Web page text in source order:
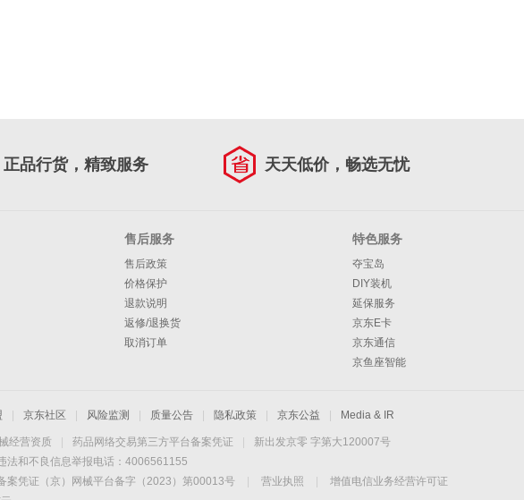
正品行货，精致服务 天天低价，畅选无忧
售后服务
售后政策
价格保护
退款说明
返修/退换货
取消订单
特色服务
夺宝岛
DIY装机
延保服务
京东E卡
京东通信
京鱼座智能
京东社区 风险监测 质量公告 隐私政策 京东公益 Media & IR
经营资质 药品网络交易第三方平台备案凭证
新出发京零 字第大120007号
法和不良信息举报电话：4006561155
案凭证（京）网械平台备字（2023）第00013号 营业执照
增值电信业务经营许可证